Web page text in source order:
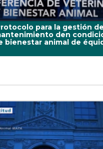
para la gestión
den
bienestar animal de